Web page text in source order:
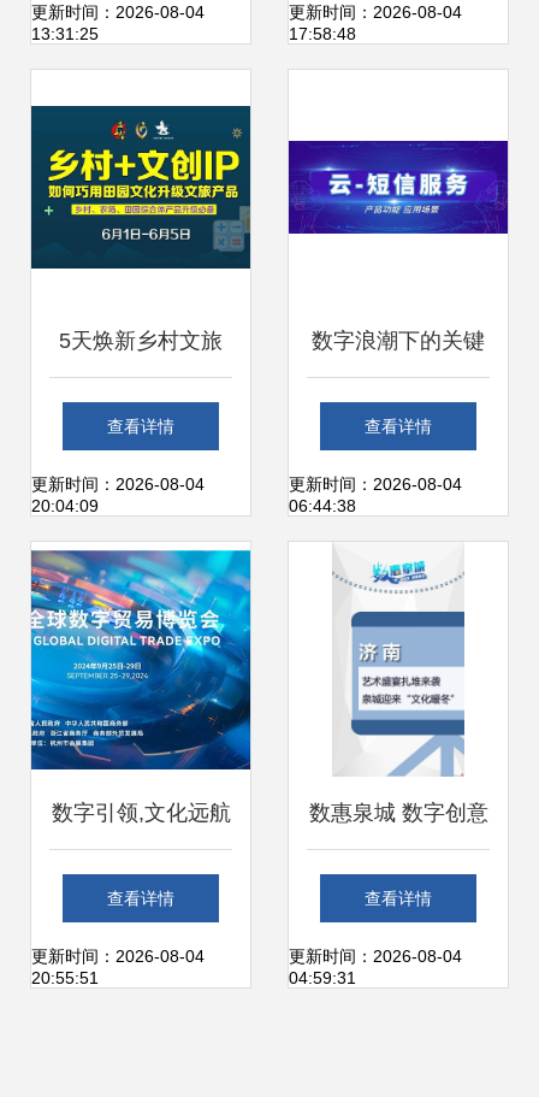
PS切片上传优化技
更新时间：2026-08-04
13:31:25
暨获奖作品展盛大
能文化传承新篇章
更新时间：2026-08-04
17:58:48
5天焕新乡村文旅
巧用田园文化打造
文创IP，升级数字
创意服务
查看详情
更新时间：2026-08-04
20:04:09
数字浪潮下的关键
支撑 短信服务与数
字文创在云时代的
融合应用
查看详情
更新时间：2026-08-04
06:44:38
数字引领,文化远航
第三届数贸会文娱
展区开启全球合作
查看详情
更新时间：2026-08-04
20:55:51
数惠泉城 数字创意
点亮泉城文化暖
冬，艺术盛宴赋能
查看详情
更新时间：2026-08-04
04:59:31